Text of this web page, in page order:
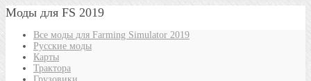
Моды для FS 2019
Все моды для Farming Simulator 2019
Русские моды
Карты
Трактора
Грузовики